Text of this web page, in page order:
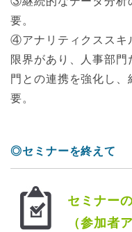
要。
④アナリティクススキ
限界があり、人事部
門との連携を強化し
要。
◎セミナーを終えて
セミナー
（参加者